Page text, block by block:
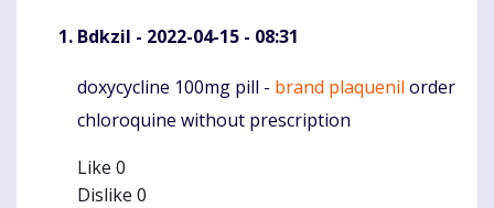
Bdkzil - 2022-04-15 - 08:31
Komentaras
doxycycline 100mg pill - brand plaquenil order
chloroquine without prescription
Like 0
Dislike 0